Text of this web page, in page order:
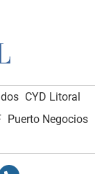
CYD Litoral
Puerto Negocios